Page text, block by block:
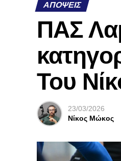
ΑΠΌΨΕΙΣ
ΠΑΣ
Του
23/03/2026
Νίκος Μώκος